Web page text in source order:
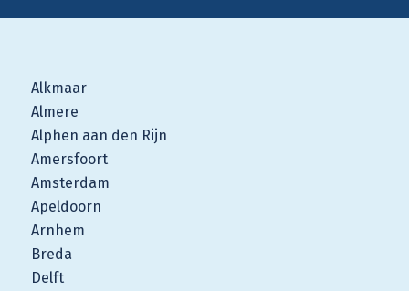
Alkmaar
Almere
Alphen aan den Rijn
Amersfoort
Amsterdam
Apeldoorn
Arnhem
Breda
Delft